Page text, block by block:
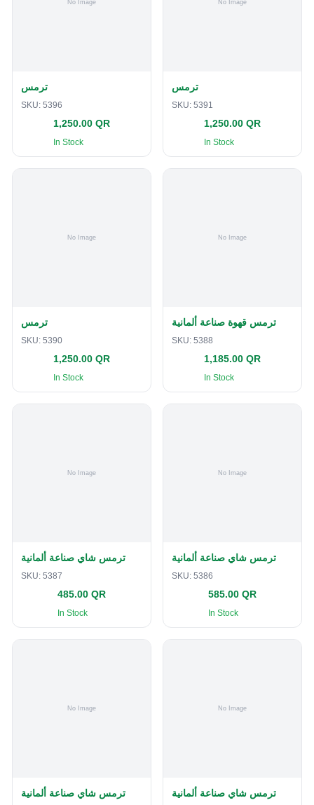
ترمس
SKU: 5396
1,250.00 QR
In Stock
ترمس
SKU: 5391
1,250.00 QR
In Stock
ترمس
SKU: 5390
1,250.00 QR
In Stock
ترمس قهوة صناعة ألمانية
SKU: 5388
1,185.00 QR
In Stock
ترمس شاي صناعة ألمانية
SKU: 5387
485.00 QR
In Stock
ترمس شاي صناعة ألمانية
SKU: 5386
585.00 QR
In Stock
ترمس شاي صناعة ألمانية ترمس شاي صناعة ألمانية